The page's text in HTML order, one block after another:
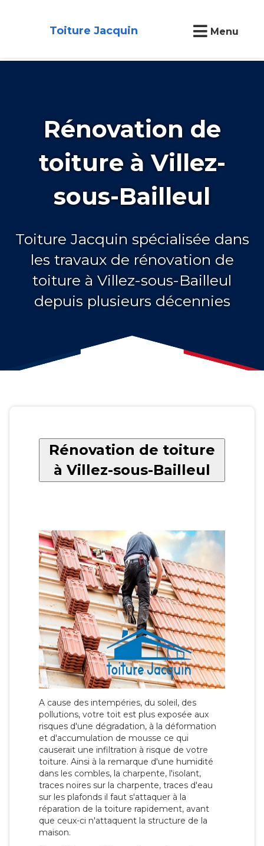
Toiture Jacquin Menu
Rénovation de
toiture à Villez-
sous-Bailleul
Toiture Jacquin spécialisée dans
les travaux de rénovation de
toiture à Villez-sous-Bailleul
depuis plusieurs décennies
Rénovation de toiture
à Villez-sous-Bailleul
A cause des intempéries, du soleil, des
pollutions, votre toit est plus exposée aux
risques d'une dégradation, à la déformation
et d'accumulation de mousse ce qui
causerait une infiltration à risque de votre
toiture. Ainsi à la remarque d'une humidité
dans les combles, la charpente, l'isolant,
traces noires sur la charpente, traces d'eau
sur les plafonds il faut s'attaquer à la
réparation de la toiture rapidement, avant
que ceux-ci n'attaquent la structure de la
maison.